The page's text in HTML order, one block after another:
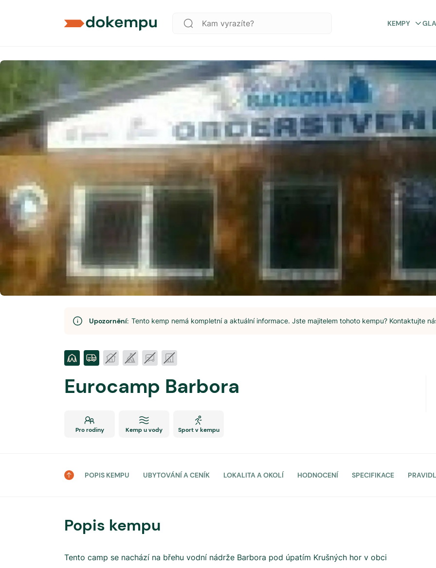
KEMPY
Upozornění: Tento kemp nemá kompletní a aktuální informace. Jste majitelem tohoto kempu? Kontaktujte
Eurocamp Barbora
Pro rodiny Kemp u vody Sport v kempu
POPIS KEMPU UBYTOVÁNÍ A CENÍK LOKALITA A OKOLÍ HODNOCENÍ SPECIFIKACE
Popis kempu
Tento camp se nachází na břehu vodní nádrže Barbora pod úpatím Krušných hor v obci